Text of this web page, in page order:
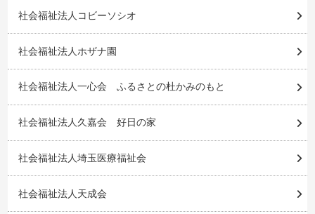
社会福祉法人コビーソシオ
社会福祉法人ホザナ園
社会福祉法人一心会 ふるさとの杜かみのもと
社会福祉法人久嘉会 好日の家
社会福祉法人埼玉医療福祉会
社会福祉法人天成会